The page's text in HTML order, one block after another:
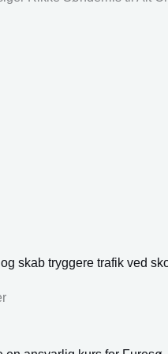
skab tryggere trafik ved